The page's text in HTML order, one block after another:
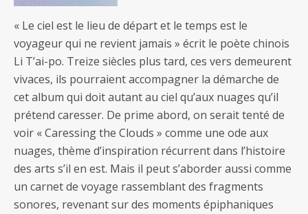
« Le ciel est le lieu de départ et le temps est le
voyageur qui ne revient jamais » écrit le poète chinois
Li T’ai-po. Treize siècles plus tard, ces vers demeurent
vivaces, ils pourraient accompagner la démarche de
cet album qui doit autant au ciel qu’aux nuages qu’il
prétend caresser. De prime abord, on serait tenté de
voir « Caressing the Clouds » comme une ode aux
nuages, thème d’inspiration récurrent dans l’histoire
des arts s’il en est. Mais il peut s’aborder aussi comme
un carnet de voyage rassemblant des fragments
sonores, revenant sur des moments épiphaniques